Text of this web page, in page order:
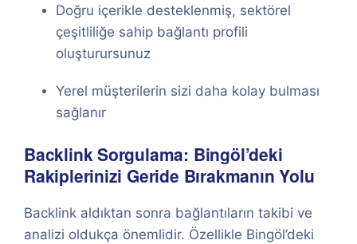
Doğru içerikle desteklenmiş, sektörel
çeşitliliğe sahip bağlantı profili
oluşturursunuz
Yerel müşterilerin sizi daha kolay bulması
sağlanır
Backlink Sorgulama: Bingöl’deki
Rakiplerinizi Geride Bırakmanın Yolu
Backlink aldıktan sonra bağlantıların takibi ve
analizi oldukça önemlidir. Özellikle Bingöl’deki